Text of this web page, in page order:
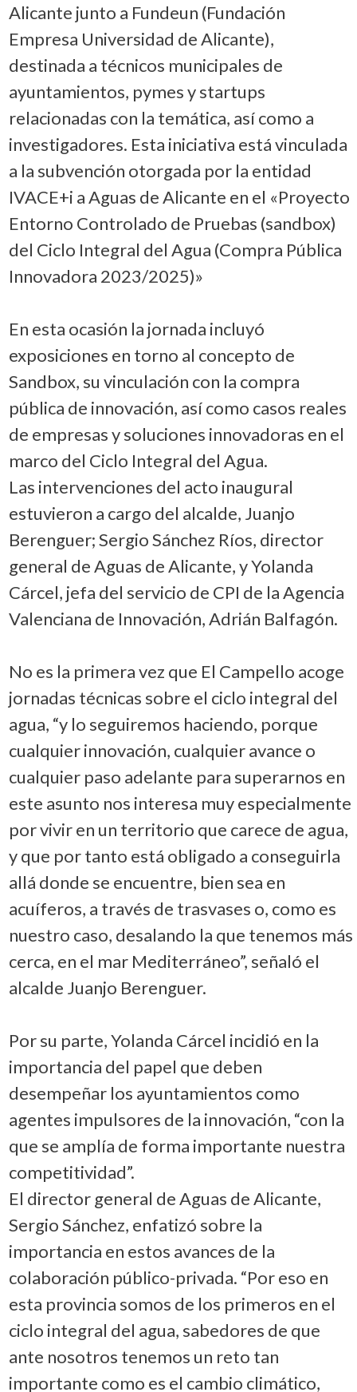
Alicante junto a Fundeun (Fundación
Empresa Universidad de Alicante),
destinada a técnicos municipales de
ayuntamientos, pymes y startups
relacionadas con la temática, así como a
investigadores. Esta iniciativa está vinculada
a la subvención otorgada por la entidad
IVACE+i a Aguas de Alicante en el «Proyecto
Entorno Controlado de Pruebas (sandbox)
del Ciclo Integral del Agua (Compra Pública
Innovadora 2023/2025)»
En esta ocasión la jornada incluyó
exposiciones en torno al concepto de
Sandbox, su vinculación con la compra
pública de innovación, así como casos reales
de empresas y soluciones innovadoras en el
marco del Ciclo Integral del Agua.
Las intervenciones del acto inaugural
estuvieron a cargo del alcalde, Juanjo
Berenguer; Sergio Sánchez Ríos, director
general de Aguas de Alicante, y Yolanda
Cárcel, jefa del servicio de CPI de la Agencia
Valenciana de Innovación, Adrián Balfagón.
No es la primera vez que El Campello acoge
jornadas técnicas sobre el ciclo integral del
agua, “y lo seguiremos haciendo, porque
cualquier innovación, cualquier avance o
cualquier paso adelante para superarnos en
este asunto nos interesa muy especialmente
por vivir en un territorio que carece de agua,
y que por tanto está obligado a conseguirla
allá donde se encuentre, bien sea en
acuíferos, a través de trasvases o, como es
nuestro caso, desalando la que tenemos más
cerca, en el mar Mediterráneo”, señaló el
alcalde Juanjo Berenguer.
Por su parte, Yolanda Cárcel incidió en la
importancia del papel que deben
desempeñar los ayuntamientos como
agentes impulsores de la innovación, “con la
que se amplía de forma importante nuestra
competitividad”.
El director general de Aguas de Alicante,
Sergio Sánchez, enfatizó sobre la
importancia en estos avances de la
colaboración público-privada. “Por eso en
esta provincia somos de los primeros en el
ciclo integral del agua, sabedores de que
ante nosotros tenemos un reto tan
importante como es el cambio climático,